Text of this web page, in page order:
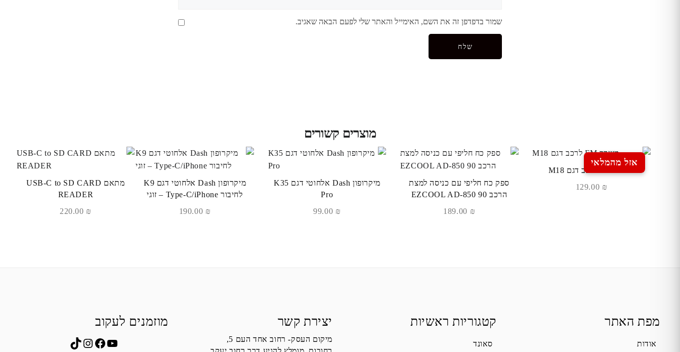
שמור בדפדפן זה את השם, האימייל והאתר שלי לפעם הבאה שאגיב.
מוצרים קשורים
אזל מהמלאי
₪
ספק כח חליפי עם כניסה למצת
הרכב 90 EZCOOL AD-850
₪
מיקרופון Dash אלחוטי דגם K35
Pro
₪
מיקרופון Dash אלחוטי דגם K9
לחיבור Type-C/iPhone – זוגי
₪
מתאם USB-C to SD CARD
READER
₪
מפת האתר
אודות
קטגוריות ראשיות
סאונד
יצירת קשר
מיקום העסק- רחוב אחד העם 5,
מוזמנים לעקוב
YouTube
Facebook
Instagram
TikTok